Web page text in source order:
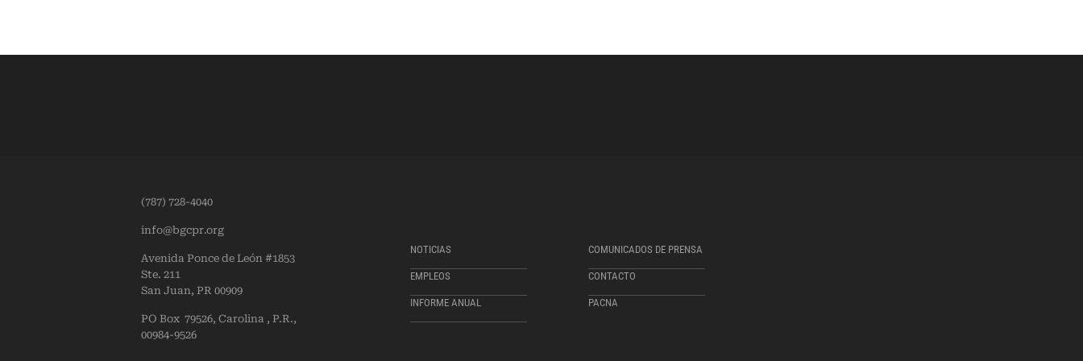
(787) 728-4040
info@bgcpr.org
Avenida Ponce de León #1853
Ste. 211
San Juan, PR 00909
PO Box 79526, Carolina , P.R.,
00984-9526
NOTICIAS COMUNICADOS DE PRENSA
EMPLEOS CONTACTO
INFORME ANUAL PACNA